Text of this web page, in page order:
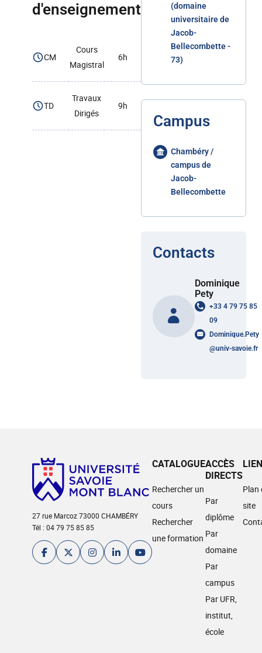
d'enseignement
CM
Cours
Magistral
6h
TD
Travaux
Dirigés
9h
(domaine
universitaire de
Jacob-
Bellecombette -
73)
Campus
Chambéry /
campus de
Jacob-
Bellecombette
Contacts
Dominique
Pety
+33 4 79 75 85
09
Dominique.Pety
@univ-savoie.fr
27 rue Marcoz 73000 CHAMBÉRY
Tél : 04 79 75 85 85
CATALOGUE
Rechercher un
cours
Rechercher
une formation
ACCÈS
DIRECTS
Par
diplôme
Par
domaine
Par
campus
Par UFR,
institut,
école
Plan
site